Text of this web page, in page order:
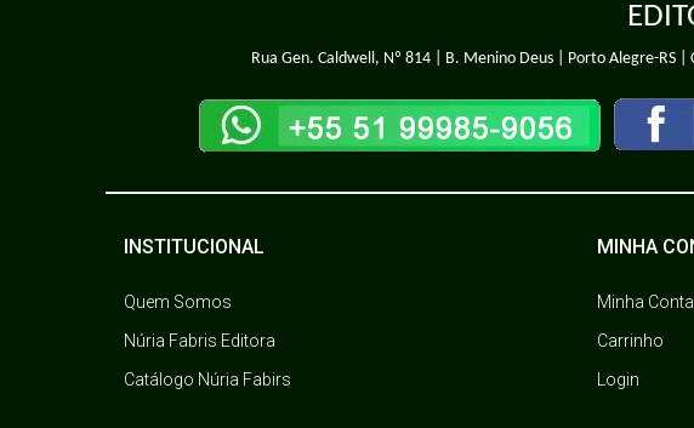
Rua Gen. Caldwell, Nº 814 | B. Menino Deus | Porto Alegre-RS |
INSTITUCIONAL
Quem Somos
Núria Fabris Editora
Catálogo Núria Fabirs
MINHA
Minha Conta
Carrinho
Login